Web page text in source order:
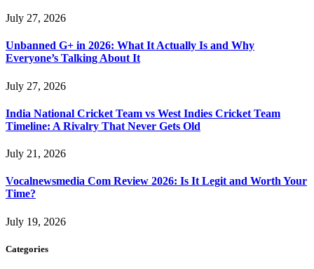
July 27, 2026
Unbanned G+ in 2026: What It Actually Is and Why
Everyone’s Talking About It
July 27, 2026
India National Cricket Team vs West Indies Cricket Team
Timeline: A Rivalry That Never Gets Old
July 21, 2026
Vocalnewsmedia Com Review 2026: Is It Legit and Worth Your
Time?
July 19, 2026
Categories